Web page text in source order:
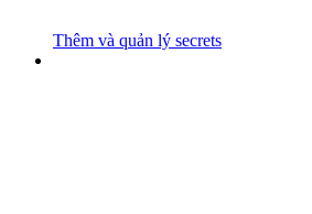
Thêm và quản lý secrets